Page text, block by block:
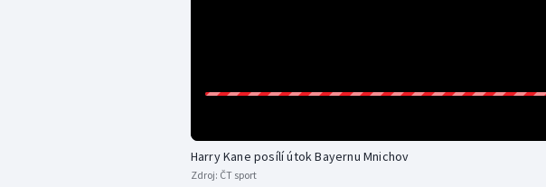
Harry Kane posílí útok Bayernu Mnichov
Zdroj: ČT sport